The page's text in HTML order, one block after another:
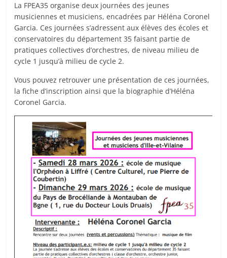
La FPEA35 organise deux journées des jeunes
musiciennes et musiciens, encadrées par Héléna Coronel
Garcia. Ces journées s’adressent aux élèves des écoles et
conservatoires du département 35 faisant partie de
pratiques collectives d’orchestres, de niveau milieu de
cycle 1 jusqu’à milieu de cycle 2.
Vous pouvez retrouver une présentation de ces journées,
la fiche d’inscription ainsi que la biographie d’Héléna
Coronel Garcia.